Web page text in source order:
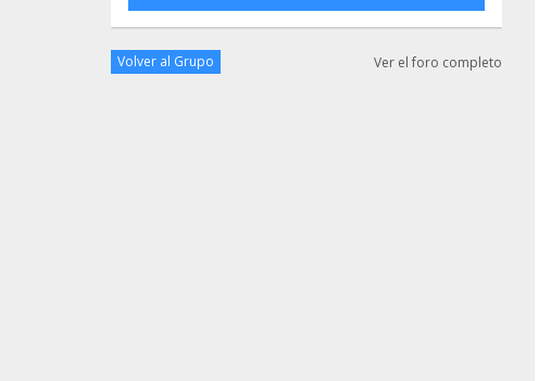
Volver al Grupo Ver el foro completo